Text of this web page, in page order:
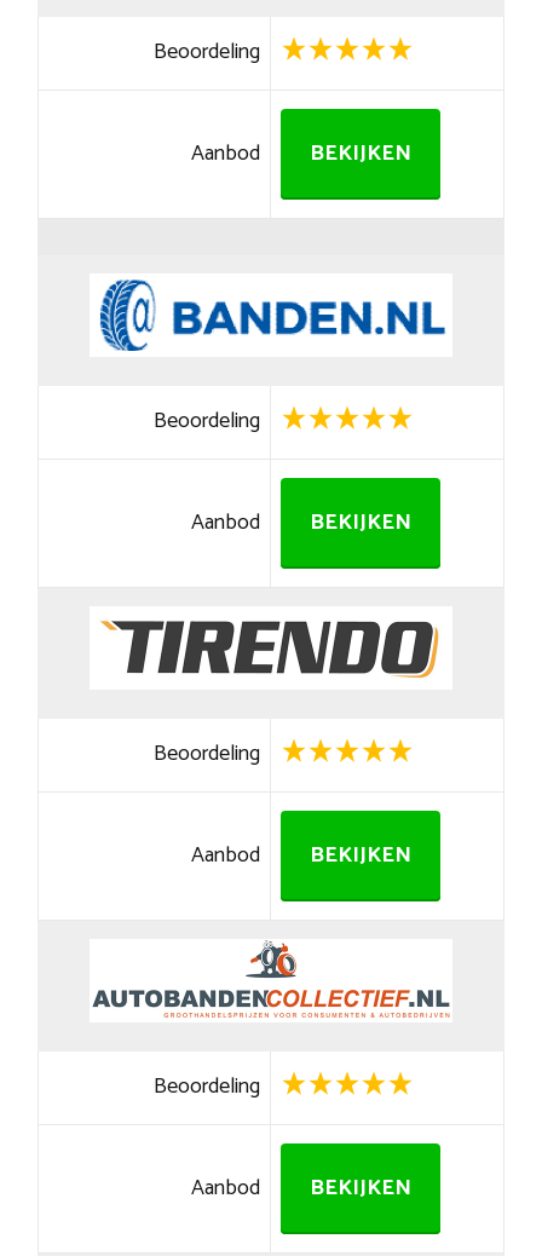
Beoordeling
Aanbod BEKIJKEN
Beoordeling
Aanbod BEKIJKEN
Beoordeling
Aanbod BEKIJKEN
Beoordeling
Aanbod BEKIJKEN